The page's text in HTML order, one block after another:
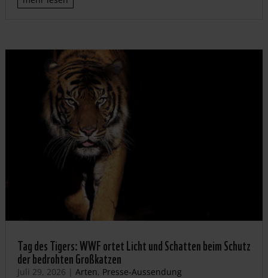
Tag des Tigers: WWF ortet Licht und Schatten beim Schutz
der bedrohten Großkatzen
Juli 29, 2026 | Arten, Presse-Aussendung